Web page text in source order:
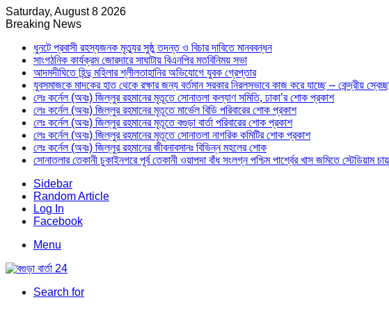
Saturday, August 8 2026
Breaking News
ধুনটে প্রবাসী রহস্যজনক মৃত্যুর সুষ্ঠু তদন্ত ও বিচার দাবিতে মানববন্ধন
সাংগঠনিক কার্যক্রম জোরদারে সাঘাটায় বিএনপির মতবিনিময় সভা
আদমদীঘিতে হিন্দু মহিলার শ্লীলতাহানির অভিযোগে যুবক গ্রেপ্তার
যুবসমাজকে মাদকের হাত থেকে রক্ষার জন্য বর্তমান সরকার নিরলসভাবে কাজ করে যাচ্ছে – কেন্দ্রীয়
লেঃ কর্নেল (অবঃ) জিল্লুর রহমানের মৃতূতে সোনাতলা কল্যাণ সমিতি, ঢাকা’র শোক প্রকাশ
লেঃ কর্নেল (অবঃ) জিল্লুর রহমানের মৃতূতে মার্ভেল বিডি পরিবারের শোক প্রকাশ
লেঃ কর্নেল (অবঃ) জিল্লুর রহমানের মৃতূতে বগুড়া বার্তা পরিবারের শোক প্রকাশ
লেঃ কর্নেল (অবঃ) জিল্লুর রহমানের মৃতূতে সোনাতলা নাগরিক কমিটির শোক প্রকাশ
লেঃ কর্নেল (অবঃ) জিল্লুর রহমানের জীবনাবসানঃ বিভিন্ন মহলের শোক
সোনাতলার তেকানী চুকাইনগরে পূর্ব তেকানী ওয়াপদা বাঁধ সংলগ্ন পশ্চিম পার্শ্বের খাস জমিতে স্টেডিয়াম
Sidebar
Random Article
Log In
Facebook
Menu
Search for